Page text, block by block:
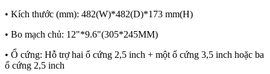
• Kích thước (mm): 482(W)*482(D)*173 mm(H)
• Bo mạch chủ: 12"*9.6"(305*245MM)
• Ổ cứng: Hỗ trợ hai ổ cứng 2,5 inch + một ổ cứng 3,5 inch hoặc ba
ổ cứng 2,5 inch